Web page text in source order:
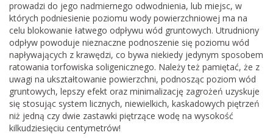
prowadzi do jego nadmiernego odwodnienia, lub miejsc, w
których podniesienie poziomu wody powierzchniowej ma na
celu blokowanie łatwego odpływu wód gruntowych. Utrudniony
odpływ powoduje nieznaczne podnoszenie się poziomu wód
napływających z krawędzi, co bywa niekiedy jedynym sposobem
ratowania torfowiska soligenicznego. Należy też pamiętać, że z
uwagi na ukształtowanie powierzchni, podnosząc poziom wód
gruntowych, lepszy efekt oraz minimalizację zagrożeń uzyskuje
się stosując system licznych, niewielkich, kaskadowych piętrzeń
niż jedną czy dwie zastawki piętrzące wodę na wysokość
kilkudziesięciu centymetrów!